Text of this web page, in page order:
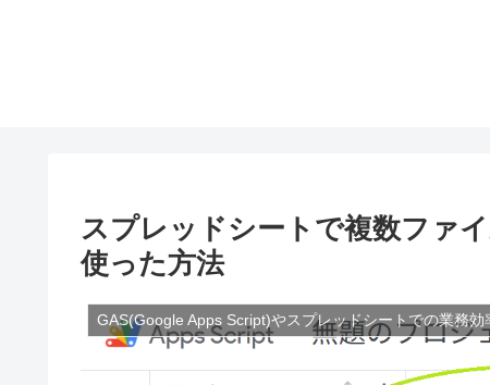
スプレッドシートで複数ファ
使った方法
GAS(Google Apps Script)やスプレッドシートでの業務効